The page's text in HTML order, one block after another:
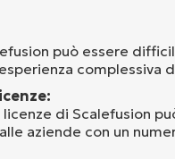
può essere
complessiva
di Scalefusion
aziende con un